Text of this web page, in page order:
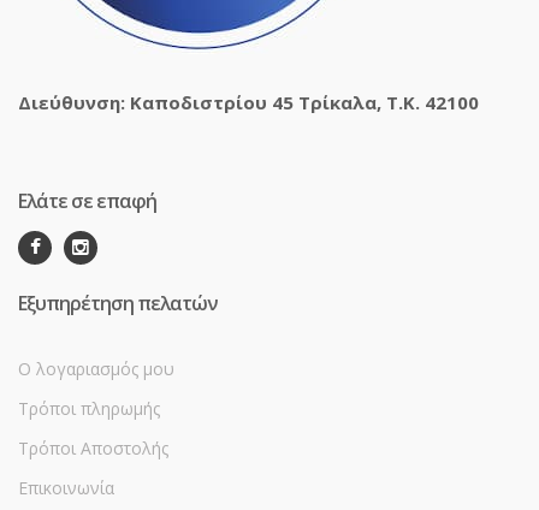
Διεύθυνση: Καποδιστρίου 45 Τρίκαλα, Τ.Κ. 42100
Ελάτε σε επαφή
Εξυπηρέτηση πελατών
Ο λογαριασμός μου
Τρόποι πληρωμής
Τρόποι Αποστολής
Επικοινωνία